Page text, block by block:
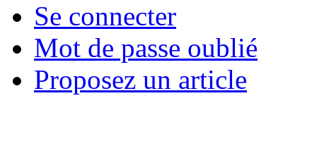
Se connecter
Mot de passe oublié
Proposez un article